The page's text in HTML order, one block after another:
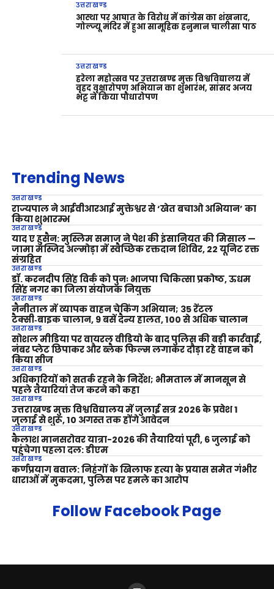
उत्तराखण्ड
आस्था पर आघात के विरोध में कांग्रेस का शंखनाद,
गोल्ज्यू मंदिर में हुआ सामूहिक हनुमान चालीसा पाठ
उत्तराखण्ड
हरेला महोत्सव पर उत्तराखण्ड मुक्त विश्वविद्यालय में
वृहद वृक्षारोपण अभियान का शुभारंभ, सांसद अजय
भट्ट ने किया पौधारोपण
Trending News
उत्तराखण्ड
राज्यपाल ने आईवीआरआई मुक्तेश्वर से ‘खेत बचाओ अभियान’ का
किया शुभारम्भ
उत्तराखण्ड
याद ए हुसैन: मुस्लिम समाज ने पेश की इंसानियत की मिसाल —
जामा मस्जिद अल्मोड़ा में स्वैच्छिक रक्तदान शिविर, 22 यूनिट रक्त
संग्रहित
उत्तराखण्ड
डॉ. करनदीप सिंह विर्क को पुनः भाजपा चिकित्सा प्रकोष्ठ, ऊधम
सिंह नगर का जिला संयोजक नियुक्त
उत्तराखण्ड
नैनीताल में व्यापक वाहन चेकिंग अभियान; 35 रेंटल
टैक्सी‑बाइक चालान, 9 बसें दैन्य हालत, 100 से अधिक चालान
उत्तराखण्ड
सोशल मीडिया पर वायरल वीडियो के बाद पुलिस की बड़ी कार्रवाई,
नंबर प्लेट छिपाकर और ब्लैक फिल्म लगाकर दौड़ा रहे वाहन को
किया सीज
उत्तराखण्ड
अधिकारियों को सतर्क रहने के निर्देश; भीमताल में मानसून से
पहले तैयारियां तेज करने को कहा
उत्तराखण्ड
उत्तराखण्ड मुक्त विश्वविद्यालय में जुलाई सत्र 2026 के प्रवेश 1
जुलाई से शुरू, 10 अगस्त तक होंगे आवेदन
उत्तराखण्ड
कैलाश मानसरोवर यात्रा-2026 की तैयारियां पूरी, 6 जुलाई को
पहुंचेगा पहला दल: डीएम
उत्तराखण्ड
कर्णप्रयाग बवाल: निहंगों के खिलाफ हत्या के प्रयास समेत गंभीर
धाराओं में मुकदमा, पुलिस पर हमले का आरोप
Follow Facebook Page